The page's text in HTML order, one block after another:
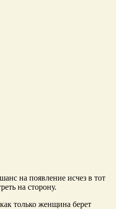
на появление исчез в тот
на сторону.
только женщина берет